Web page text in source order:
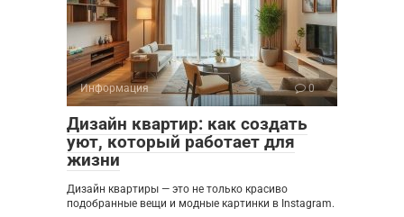
Информация 0
Дизайн квартир: как создать
уют, который работает для
жизни
Дизайн квартиры — это не только красиво
подобранные вещи и модные картинки в Instagram.